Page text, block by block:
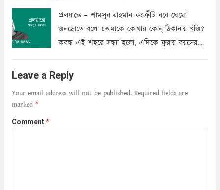
প্রলয়ান্তে – শামসুর রাহমান কংক্রীট বনে ঘেমো
জনস্রোতে বলো তোমাকে কোথায় কোন্‌ ঠিকানায় খুঁজি?
কবন্ধ এই শহরে সন্ধ্যা হলো, এদিকে ফুরায় বয়সের
আমার শরীরে সখ্য গড়ে, তোমার গহন ঊর্মিল যৌবন
আনে আশ্বন...
Leave a Reply
Your email address will not be published. Required fields are
marked *
Comment*